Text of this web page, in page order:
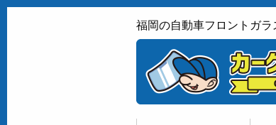
福岡の自動車フロントガ